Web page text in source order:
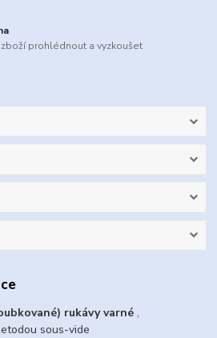
prohlédnout a vyzkoušet
rukávy varné ,
sous-vide